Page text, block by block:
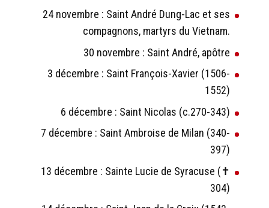
24 novembre : Saint André Dung-Lac et ses
compagnons, martyrs du Vietnam.
30 novembre : Saint André, apôtre
3 décembre : Saint François-Xavier (1506-
1552)
6 décembre : Saint Nicolas (c.270-343)
7 décembre : Saint Ambroise de Milan (340-
397)
13 décembre : Sainte Lucie de Syracuse (✝
304)